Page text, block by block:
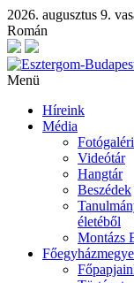
2026. augusztus 9.
Román
Menü
Híreink
Média
Videótár
Hangtár
Beszédek
életéből
Montázs
Főegyházmegye